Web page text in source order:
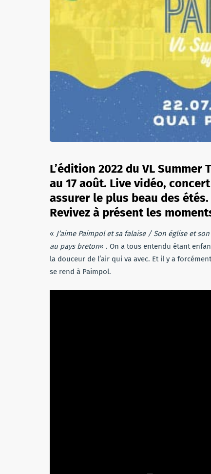
L’édition 2022 du VL
au 17 août. Live vidéo,
assurer le plus beau des
Revivez à présent les
« J’aime Paimpol et sa falaise / Son église et
au pays breton« . On a tous entendu étant
la douceur de l’air qui va avec. Et il y a
se rend à Paimpol.